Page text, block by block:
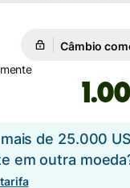
Câmbio
de 25.000
em outra